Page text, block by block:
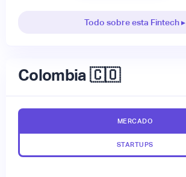
Todo sobre esta Fintech ▸
Colombia 🇨🇴
MERCADO
STARTUPS